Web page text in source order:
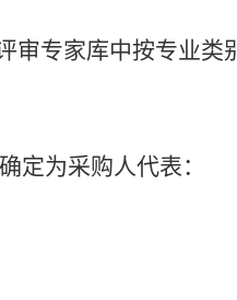
审专家库中按专业类
定为采购人代表：